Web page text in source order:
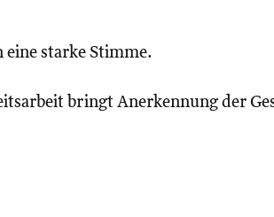
eine starke Stimme.
bringt Anerkennung der